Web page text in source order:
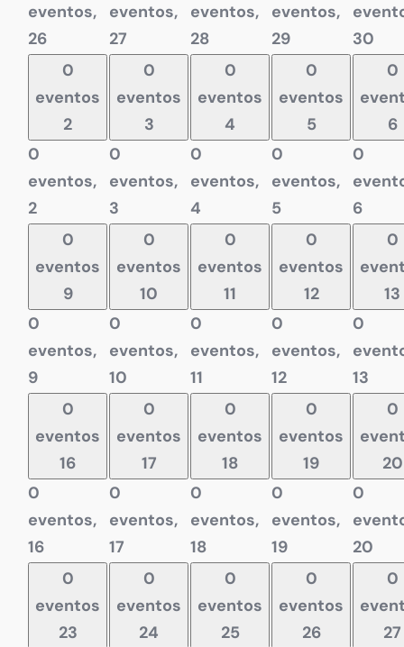
eventos,
26
eventos,
27
eventos,
28
eventos,
29
30
0
eventos
2
0
eventos,
2
0
eventos
3
0
eventos,
3
0
eventos
4
0
eventos,
4
0
eventos
5
0
eventos,
5
0
6
0
6
0
eventos
9
0
eventos,
9
0
eventos
10
0
eventos,
10
0
eventos
11
0
eventos,
11
0
eventos
12
0
eventos,
12
0
13
0
13
0
eventos
16
0
eventos,
16
0
eventos
17
0
eventos,
17
0
eventos
18
0
eventos,
18
0
eventos
19
0
eventos,
19
0
20
0
20
0
eventos
23
0
eventos
24
0
eventos
25
0
eventos
26
0
27